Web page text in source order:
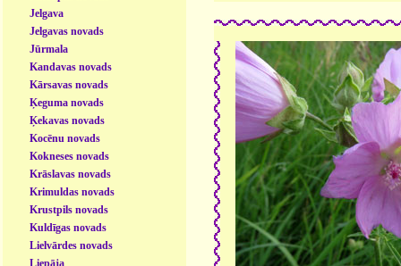
Jelgava
Jelgavas novads
Jūrmala
Kandavas novads
Kārsavas novads
Ķeguma novads
Ķekavas novads
Kocēnu novads
Kokneses novads
Krāslavas novads
Krimuldas novads
Krustpils novads
Kuldīgas novads
Lielvārdes novads
Liepāja